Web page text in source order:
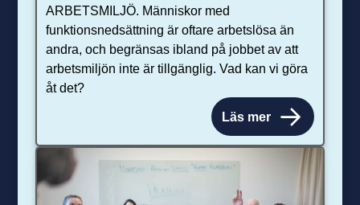
ARBETSMILJÖ. Människor med
funktionsnedsättning är oftare arbetslösa än
andra, och begränsas ibland på jobbet av att
arbetsmiljön inte är tillgänglig. Vad kan vi göra
åt det?
Läs mer